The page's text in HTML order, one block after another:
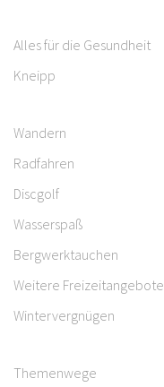
Alles für die Gesundheit
Kneipp
Wandern
Radfahren
Discgolf
Wasserspaß
Bergwerktauchen
Weitere Freizeitangebote
Wintervergnügen
Themenwege